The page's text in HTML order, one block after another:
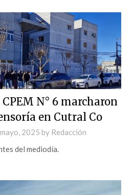
N° 6 marcharon
en Cutral Co
2025 by Redacción
del mediodía.